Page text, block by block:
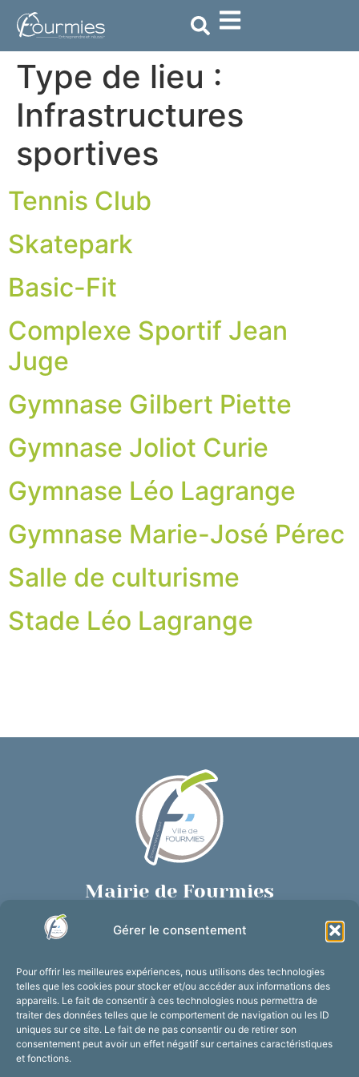
Gérer le consentement
Pour offrir les meilleures expériences, nous utilisons des technologies
telles que les cookies pour stocker et/ou accéder aux informations des
appareils. Le fait de consentir à ces technologies nous permettra de
traiter des données telles que le comportement de navigation ou les ID
uniques sur ce site. Le fait de ne pas consentir ou de retirer son
consentement peut avoir un effet négatif sur certaines caractéristiques
et fonctions.
principal
Type de lieu :
Infrastructures
sportives
Tennis Club
Skatepark
Basic-Fit
Complexe Sportif Jean
Juge
Gymnase Gilbert Piette
Gymnase Joliot Curie
Gymnase Léo Lagrange
Gymnase Marie-José Pérec
Salle de culturisme
Stade Léo Lagrange
Mairie de Fourmies
03 27 59 69 79
Horaires d’ouverture
Du lundi au vendredi :
de 8h30 à 12h et de 13h30 à 17h30
Suivez-nous !